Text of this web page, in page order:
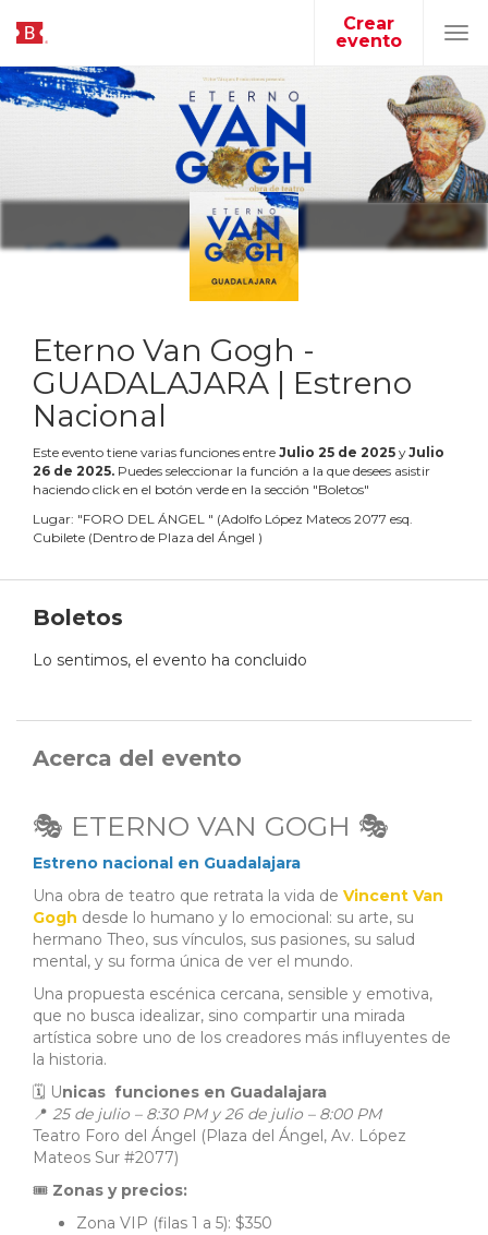
Crear
evento
Eterno Van Gogh -
GUADALAJARA | Estreno
Nacional
Este evento tiene varias funciones entre Julio 25 de 2025 yJulio
26 de 2025. Puedes seleccionar la función a la que desees asistir
haciendo click en el botón verde en la sección "Boletos"
Lugar: "FORO DEL ÁNGEL " (Adolfo López Mateos 2077 esq.
Cubilete (Dentro de Plaza del Ángel )
Boletos
Lo sentimos, el evento ha concluido
Acerca del evento
🎭 ETERNO VAN GOGH 🎭
Estreno nacional en Guadalajara
Una obra de teatro que retrata la vida de Vincent Van
Gogh desde lo humano y lo emocional: su arte, su
hermano Theo, sus vínculos, sus pasiones, su salud
mental, y su forma única de ver el mundo.
Una propuesta escénica cercana, sensible y emotiva,
que no busca idealizar, sino compartir una mirada
artística sobre uno de los creadores más influyentes de
la historia.
🗓 Unicas funciones en Guadalajara
📍 25 de julio – 8:30 PM y 26 de julio – 8:00 PM
Teatro Foro del Ángel (Plaza del Ángel, Av. López
Mateos Sur #2077)
🎟 Zonas y precios:
Zona VIP (filas 1 a 5): $350